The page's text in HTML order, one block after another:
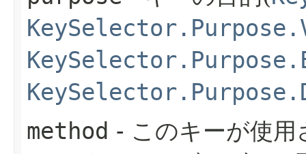
method - このキーが使